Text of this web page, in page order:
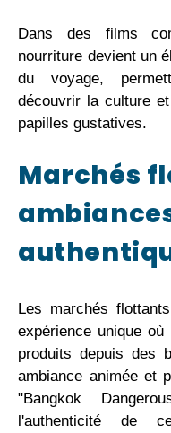
Dans des films
nourriture devient un
du voyage,
découvrir la culture
papilles gustatives.
Marchés
Les marchés
expérience unique
produits depuis des
ambiance animée et
"Bangkok
l'authenticité de